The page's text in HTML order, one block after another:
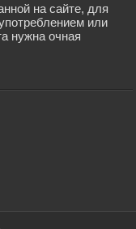
на сайте, для
или
нужна очная